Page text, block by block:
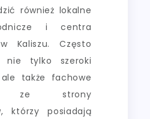
również lokalne
i centra
Kaliszu. Często
nie tylko szeroki
także fachowe
ze strony
którzy posiadają